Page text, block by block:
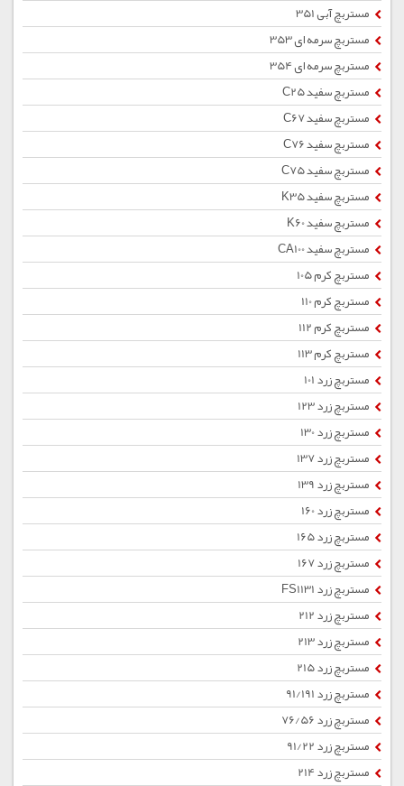
مستربچ آبی 351
مستربچ سرمه ای 353
مستربچ سرمه ای 354
مستربچ سفید C25
مستربچ سفید C67
مستربچ سفید C76
مستربچ سفید C75
مستربچ سفید K35
مستربچ سفید K60
مستربچ سفید CA100
مستربچ کرم 105
مستربچ کرم 110
مستربچ کرم 112
مستربچ کرم 113
مستربچ زرد 101
مستربچ زرد 123
مستربچ زرد 130
مستربچ زرد 137
مستربچ زرد 139
مستربچ زرد 160
مستربچ زرد 165
مستربچ زرد 167
مستربچ زرد FS1131
مستربچ زرد 212
مستربچ زرد 213
مستربچ زرد 215
مستربچ زرد 91/191
مستربچ زرد 76/56
مستربچ زرد 91/22
مستربچ زرد 214